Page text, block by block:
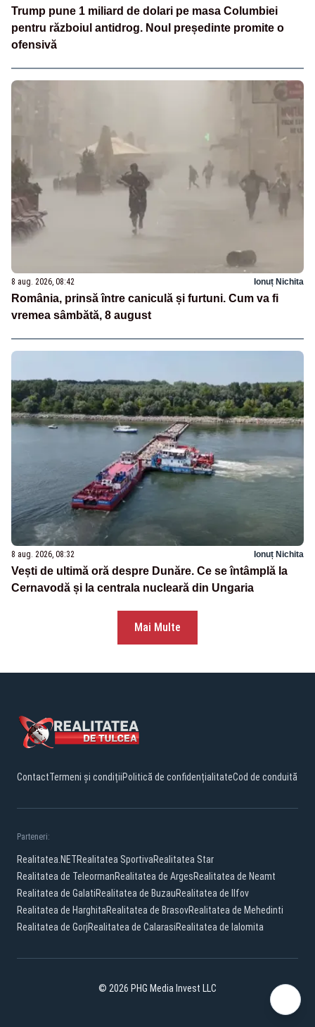
Trump pune 1 miliard de dolari pe masa Columbiei
pentru războiul antidrog. Noul președinte promite o
ofensivă
8 aug. 2026, 08:42 Ionuț Nichita
România, prinsă între caniculă și furtuni. Cum va fi
vremea sâmbătă, 8 august
8 aug. 2026, 08:32 Ionuț Nichita
Vești de ultimă oră despre Dunăre. Ce se întâmplă la
Cernavodă și la centrala nucleară din Ungaria
Mai Multe
ContactTermeni și condițiiPolitică de confidențialitateCod de conduită
Parteneri:
Realitatea.NETRealitatea SportivaRealitatea Star
Realitatea de TeleormanRealitatea de ArgesRealitatea de Neamt
Realitatea de GalatiRealitatea de BuzauRealitatea de Ilfov
Realitatea de HarghitaRealitatea de BrasovRealitatea de Mehedinti
Realitatea de GorjRealitatea de CalarasiRealitatea de Ialomita
© 2026 PHG Media Invest LLC